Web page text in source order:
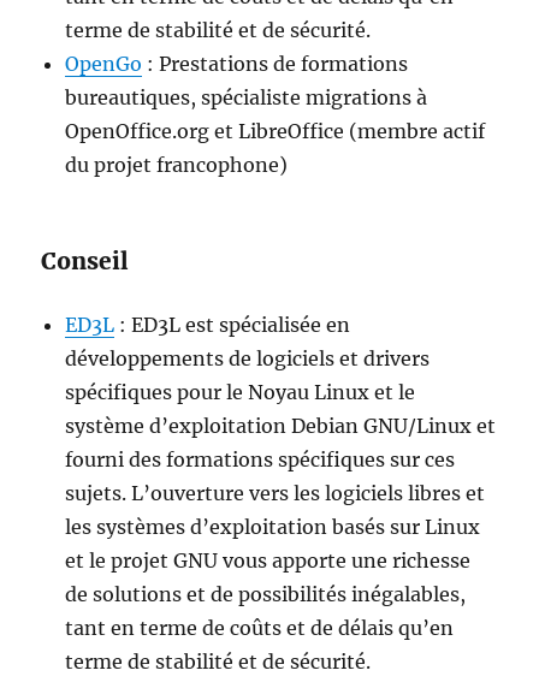
terme de stabilité et de sécurité.
OpenGo : Prestations de formations
bureautiques, spécialiste migrations à
OpenOffice.org et LibreOffice (membre actif
du projet francophone)
Conseil
ED3L : ED3L est spécialisée en
développements de logiciels et drivers
spécifiques pour le Noyau Linux et le
système d’exploitation Debian GNU/Linux et
fourni des formations spécifiques sur ces
sujets. L’ouverture vers les logiciels libres et
les systèmes d’exploitation basés sur Linux
et le projet GNU vous apporte une richesse
de solutions et de possibilités inégalables,
tant en terme de coûts et de délais qu’en
terme de stabilité et de sécurité.